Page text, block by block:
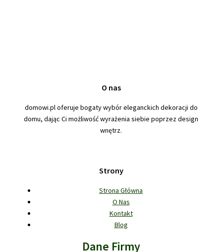
O nas
domowi.pl oferuje bogaty wybór eleganckich dekoracji do
domu, dając Ci możliwość wyrażenia siebie poprzez design
wnętrz.
Strony
Strona Główna
O Nas
Kontakt
Blog
Dane Firmy